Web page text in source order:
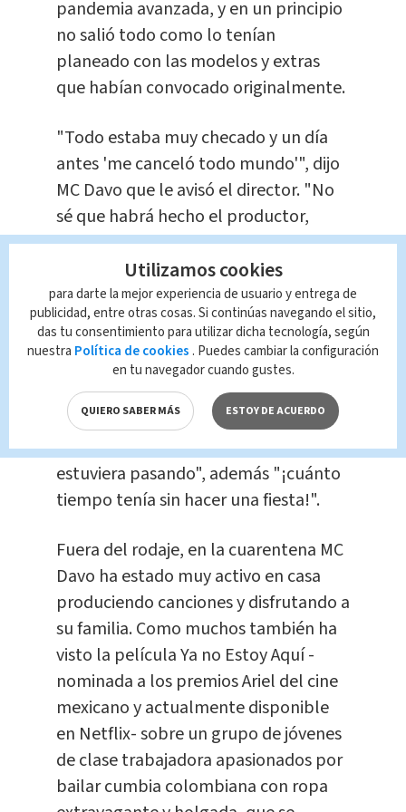
pandemia avanzada, y en un principio
no salió todo como lo tenían
planeado con las modelos y extras
que habían convocado originalmente.
"Todo estaba muy checado y un día
antes 'me canceló todo mundo'", dijo
MC Davo que le avisó el director. "No
sé que habrá hecho el productor,
habrá publicado en su Facebook o
quién sabe cómo le hizo y consiguió
modelos".
Davo decidió correr el riesgo de hacer
las escenas de la fiesta sin
distanciamiento social.
"En el video hacemos como si nada
estuviera pasando", además "¡cuánto
tiempo tenía sin hacer una fiesta!".
Fuera del rodaje, en la cuarentena MC
Davo ha estado muy activo en casa
produciendo canciones y disfrutando a
su familia. Como muchos también ha
visto la película Ya no Estoy Aquí -
nominada a los premios Ariel del cine
mexicano y actualmente disponible
en Netflix- sobre un grupo de jóvenes
de clase trabajadora apasionados por
bailar cumbia colombiana con ropa
Utilizamos cookies
para darte la mejor experiencia de usuario y entrega de
publicidad, entre otras cosas. Si continúas navegando el sitio,
das tu consentimiento para utilizar dicha tecnología, según
nuestra Política de cookies . Puedes cambiar la configuración
en tu navegador cuando gustes.
QUIERO SABER MÁS ESTOY DE ACUERDO